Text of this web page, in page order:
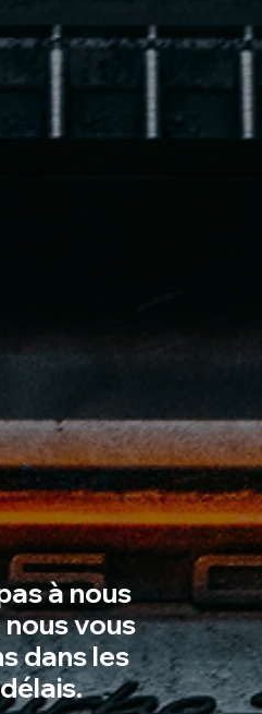
à nous
vous
dans les